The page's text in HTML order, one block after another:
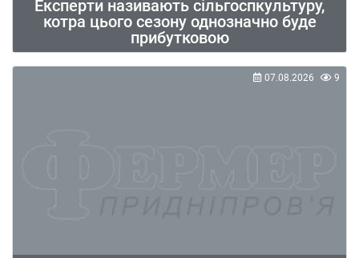
Експерти називають сільгоспкультуру,
котра цього сезону однозначно буде
прибутковою
07.08.2026 9